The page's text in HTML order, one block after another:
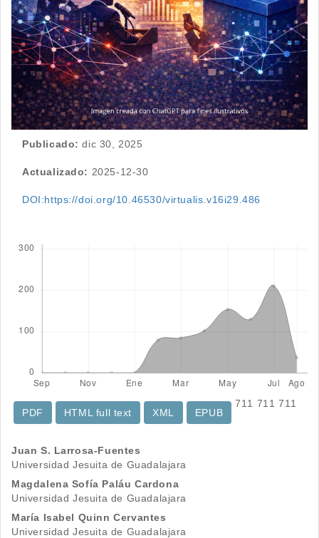
Publicado: dic 30, 2025
Actualizado: 2025-12-30
DOI:https://doi.org/10.46530/virtualis.v16i29.486
711
PDF
711
HTML full text
XML
711
EPUB
Contenido
principal
del
artículo
Juan S. Larrosa-Fuentes
Universidad Jesuita de Guadalajara
Magdalena Sofía Paláu Cardona
Universidad Jesuita de Guadalajara
María Isabel Quinn Cervantes
Universidad Jesuita de Guadalajara